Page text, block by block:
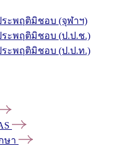
ระพฤติมิชอบ (จุฬาฯ)
ระพฤติมิชอบ (ป.ป.ช.)
ระพฤติมิชอบ (ป.ป.ท.)
ษา